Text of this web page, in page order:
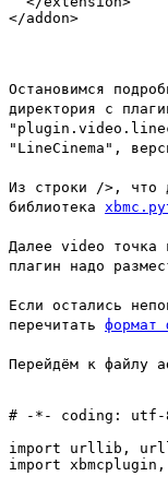
Остановимся
директория с
"LineCinema",
Из строки /> , что
библиотека
Далее video точка
плагин надо
Если остались
перечитать формат
Перейдём к файлу
# -*- coding:
import urllib,
import xbmcplugin,